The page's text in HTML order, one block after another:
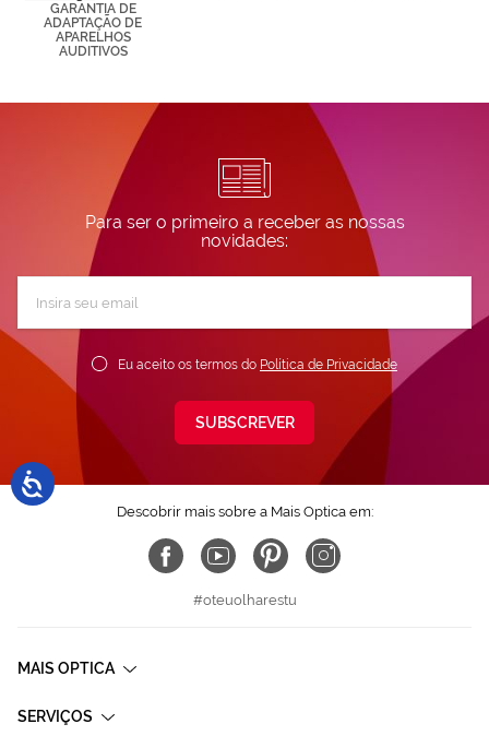
GARANTIA DE
ADAPTAÇÃO DE
APARELHOS
AUDITIVOS
Para ser o primeiro a receber as nossas
novidades:
Newsletter:
Eu aceito os termos do Política de Privacidade
SUBSCREVER
Descobrir mais sobre a Mais Optica em:
#oteuolharestu
MAIS OPTICA
SERVIÇOS